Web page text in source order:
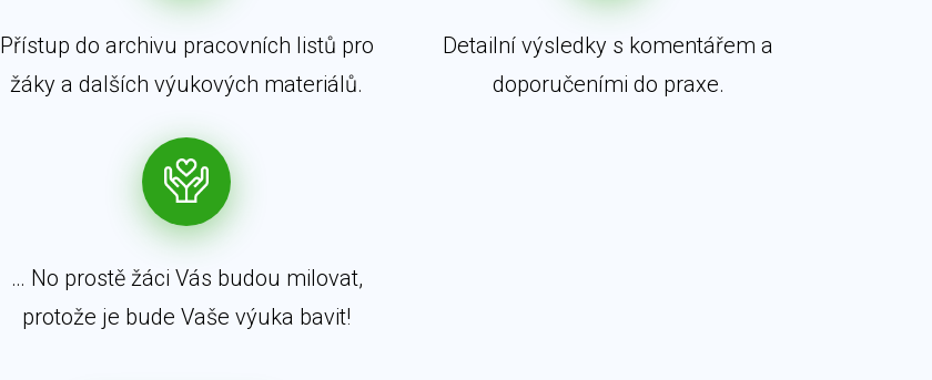
Přístup do archivu pracovních listů pro
žáky a dalších výukových materiálů.
Detailní výsledky s komentářem a
doporučeními do praxe.
… No prostě žáci Vás budou milovat,
protože je bude Vaše výuka bavit!